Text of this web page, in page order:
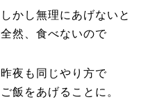
しかし無理にあげないと
全然、食べないので
昨夜も同じやり方で
ご飯をあげることに。